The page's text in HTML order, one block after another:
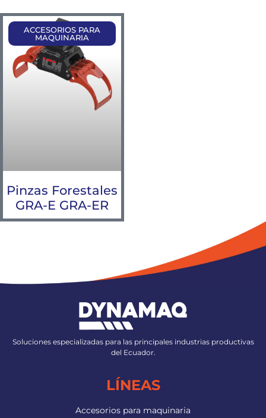
ACCESORIOS PARA
MAQUINARIA
Pinzas Forestales
GRA-E GRA-ER
Soluciones especializadas para las principales industrias productivas
del Ecuador.
LÍNEAS
Accesorios para maquinaria